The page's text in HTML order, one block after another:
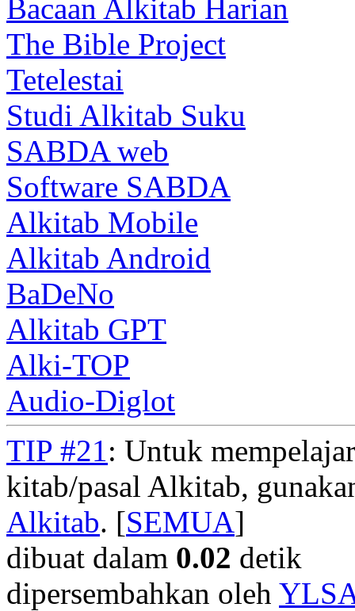
Bacaan Alkitab Harian
The Bible Project
Tetelestai
Studi Alkitab Suku
SABDA web
Software SABDA
Alkitab Mobile
Alkitab Android
BaDeNo
Alkitab GPT
Alki-TOP
Audio-Diglot
TIP #21: Untuk
kitab/pasal Alkitab,
Alkitab. [SEMUA]
dibuat dalam 0.02 detik
dipersembahkan oleh